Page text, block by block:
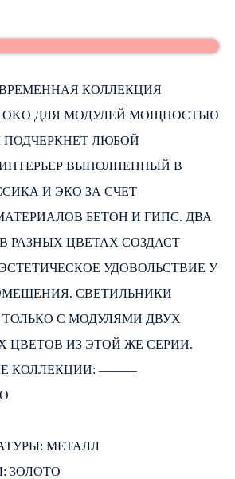
КОЛЛЕКЦИЯ
ДЛЯ МОДУЛЕЙ МОЩНОСТЬЮ
ПОДЧЕРКНЕТ ЛЮБОЙ
ВЫПОЛНЕННЫЙ В
И ЭКО ЗА СЧЕТ
БЕТОН И ГИПС. ДВА
РАЗНЫХ ЦВЕТАХ СОЗДАСТ
УДОВОЛЬСТВИЕ У
СВЕТИЛЬНИКИ
С МОДУЛЯМИ ДВУХ
ЦВЕТОВ ИЗ ЭТОЙ ЖЕ СЕРИИ.
КОЛЛЕКЦИИ: ―――
МЕТАЛЛ
ЗОЛОТО